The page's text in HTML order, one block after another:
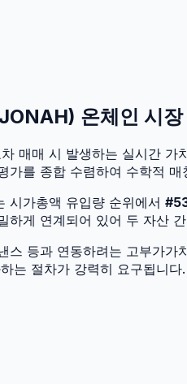
JONAH) 온체인 시
매매 시 발생하는 실시간
를 종합 수렴하여 수학적
시가총액 유입량 순위에서 #
하게 연계되어 있어 두 자산
스 등과 연동하려는 고부가
는 절차가 강력히 요구됩니다.